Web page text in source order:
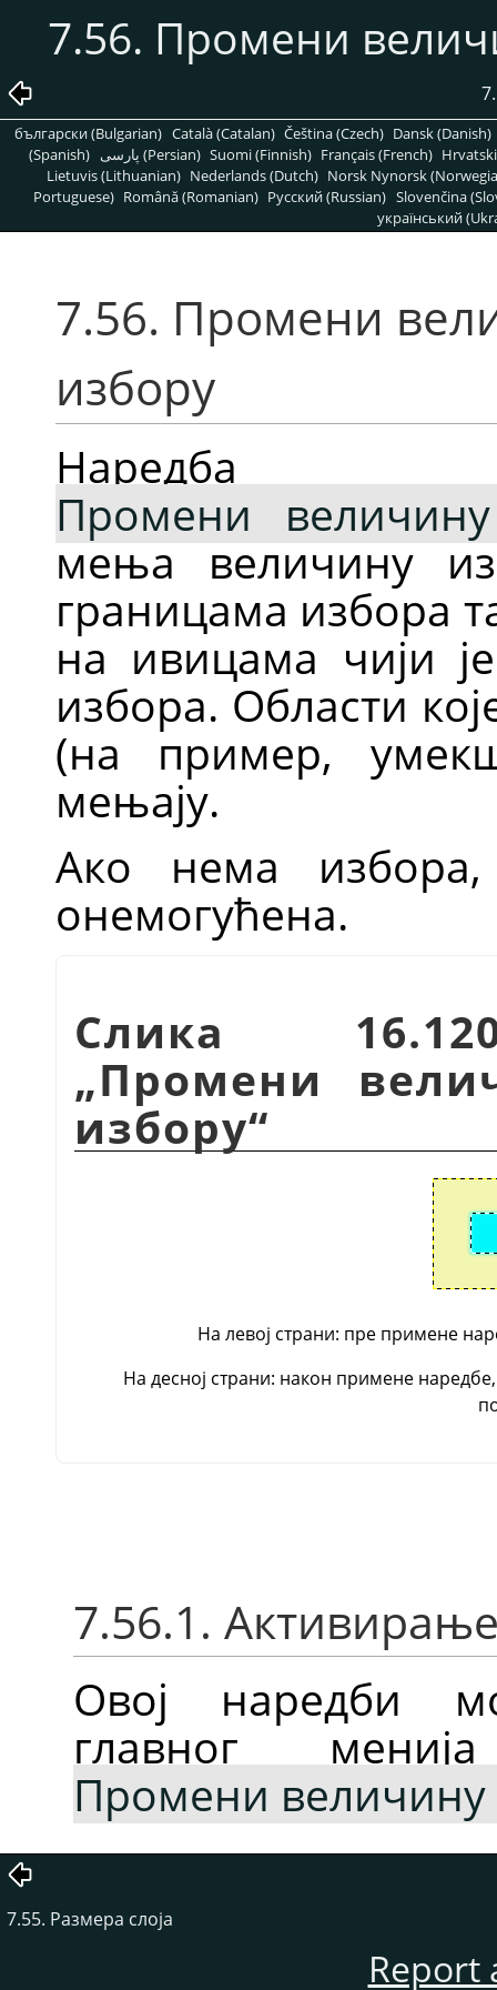
7.56. Промени
български (Bulgarian) Català (Catalan) Čeština (Czech) Dansk (Danish)
(Spanish)
پارسی (Persian) Suomi (Finnish) Français (French)
Lietuvis (Lithuanian) Nederlands (Dutch) Norsk Nynorsk
Portuguese) Română (Romanian) Pусский (Russian) Slovenčina
український
7.56. Промени
избору
Наредба
Промени
мења величину
границама избора
на ивицама чији
избора. Области
(на пример,
мењају.
Ако нема
онемогућена.
Слика
„Промени
избору“
На левој страни: пре примене
На десној страни: након примене
7.56.1.
Овој наредби
главног
Промени величину
7.55. Размера слоја
Report